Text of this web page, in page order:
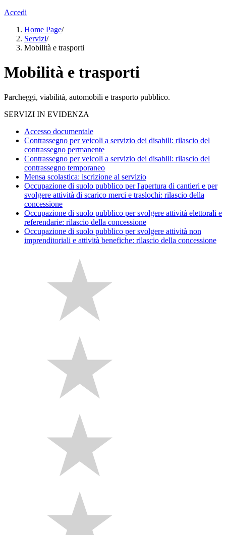
Accedi
Home Page/
Servizi/
Mobilità e trasporti
Mobilità e trasporti
Parcheggi, viabilità, automobili e trasporto pubblico.
SERVIZI IN EVIDENZA
Accesso documentale
Contrassegno per veicoli a servizio dei disabili: rilascio del
contrassegno permanente
Contrassegno per veicoli a servizio dei disabili: rilascio del
contrassegno temporaneo
Mensa scolastica: iscrizione al servizio
Occupazione di suolo pubblico per l'apertura di cantieri e per
svolgere attività di scarico merci e traslochi: rilascio della
concessione
Occupazione di suolo pubblico per svolgere attività elettorali e
referendarie: rilascio della concessione
Occupazione di suolo pubblico per svolgere attività non
imprenditoriali e attività benefiche: rilascio della concessione